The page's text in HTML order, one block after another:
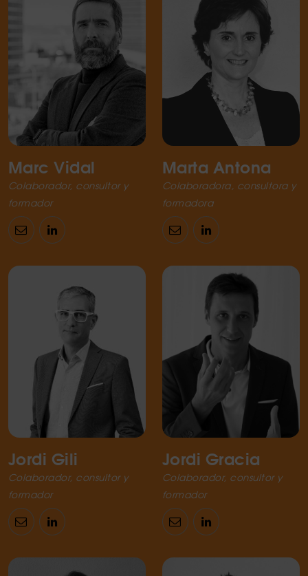
Marc Vidal
Colaborador, consultor y
formador
Marta Antona
Colaboradora, consultora y
formadora
Jordi Gili
Colaborador, consultor y
formador
Jordi Gracia
Colaborador, consultor y
formador